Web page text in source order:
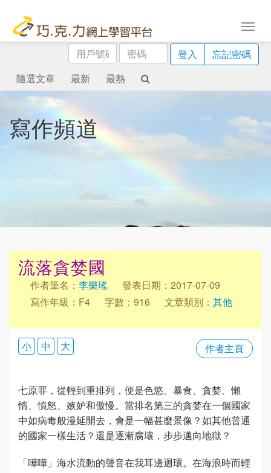
用
戶
號
碼
密
碼
登入
忘記密碼
隨選文章
最新 最熱
寫作頻道
流落貪婪國
作者筆名： 李樂瑤
發表日期：2017-07-09
寫作年級：F4
字數：916 文章類別： 其他
作者主頁
小 中 大
七原罪，從輕到重排列，便是色慾、暴食、貪婪、懶
惰、憤怒、嫉妒和傲慢。當排名第三的貪婪在一個國家
中如病毒般漫延開去，會是一幅甚麼景像？如其他普通
的國家一樣生活？還是逐漸腐壞，步步邁向地獄？
「嘩嘩」海水流動的聲音在我耳邊迴環。在海浪時而輕